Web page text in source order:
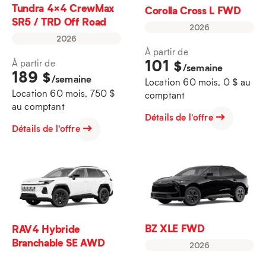
Tundra 4×4 CrewMax
SR5 / TRD Off Road
2026
À partir de
189 $/semaine
Location 60 mois, 750 $
au comptant
Détails de l'offre
Corolla Cross L FWD
2026
À partir de
101 $/semaine
Location 60 mois, 0 $ au
comptant
Détails de l'offre
RAV4 Hybride
Branchable SE AWD
BZ XLE FWD
2026